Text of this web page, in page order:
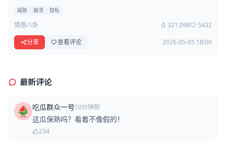
威胁 崩溃 隐私
情感八卦 321,098
5432
分享
查看评论 2026-05-05 18:00
最新评论
吃瓜群众一号10分钟前
这瓜保熟吗？看着不像假的！
234